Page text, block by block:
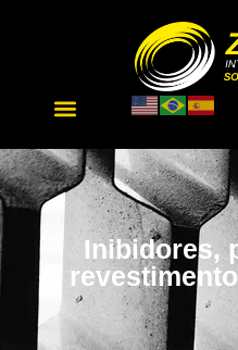
Inibidores,